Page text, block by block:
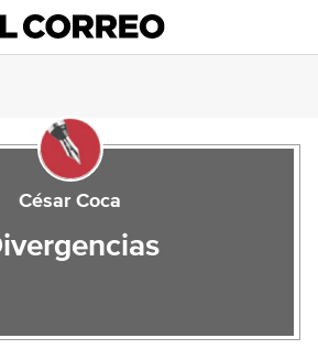
César Coca